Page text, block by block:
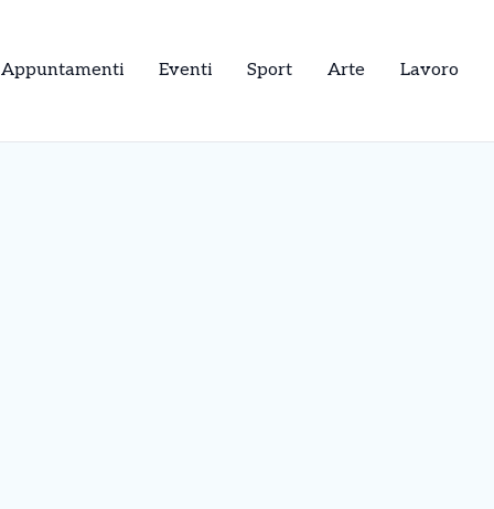
Appuntamenti Eventi Sport Arte Lavoro